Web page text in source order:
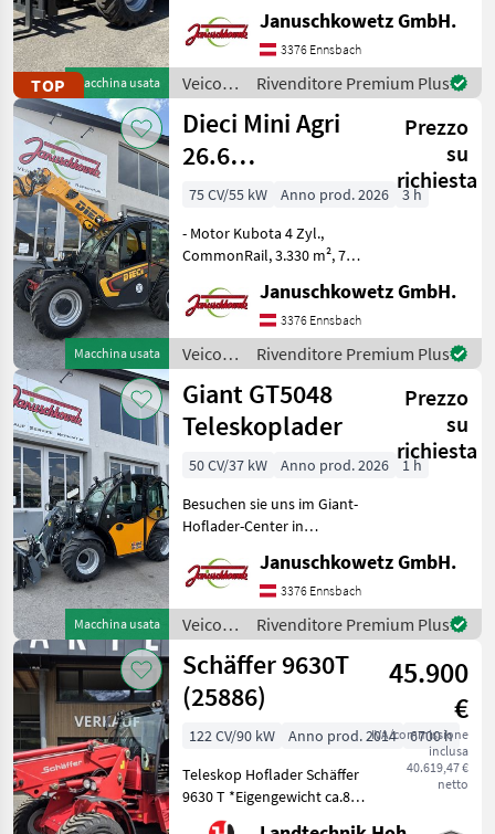
TOP Macchina usata
Motor 3.880 cm³ CR mit
DOC+DPF+SCR 40 km/h
Höchstgeschwindigkeit
Komfortkabine gefeder
Januschkowetz GmbH.
3376 Ennsbach
Veicoli
agricoli
a
motore
/ Dieci
Rivenditore Premium Plus
Macchina usata
Dieci Mini Agri
26.6
Teleskoplader
Prezzo
su
richiesta
75 CV/55 kW Anno prod. 2026
3 h
- Motor Kubota 4 Zyl.,
CommonRail, 3.330 m², 75
Betriebsgewicht 4.900 kg -
Hubhöhe 5, 78 m - Max.
Hubkraft 2500 kg -
Ausbrechkraft 7600 daN
Januschkowetz GmbH.
3376 Ennsbach
Veicoli
agricoli
a
motore
/ Dieci
Rivenditore Premium Plus
Macchina usata
Giant GT5048
Teleskoplader
Prezzo
su
richiesta
50 CV/37 kW Anno prod. 2026
1 h
Besuchen sie uns im Giant-
Hoflader-Center in
der Autobahn Amstetten-
Ost! - Motor Kubota D1803
CR, 50 PS, (3Zylinder),
StageV, DOC, DPF
Januschkowetz GmbH.
3376 Ennsbach
Veicoli
agricoli
a
motore
/ Giant
Rivenditore Premium Plus
Schäffer 9630T
(25886)
45.900
€
IVA/commissione
inclusa
40.619,47 €
netto
122 CV/90 kW Anno prod. 2014
6700 h
Teleskop Hoflader Schäffer
9630 T *Eigengewicht ca.8 t
*Bereifung 400/55-22, 5